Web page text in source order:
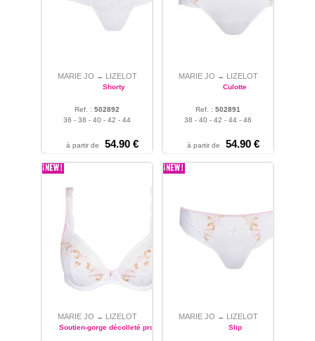
MARIE JO → LIZELOT
Shorty
Ref. : 502892
36 - 38 - 40 - 42 - 44
à partir de 54.90 €
MARIE JO → LIZELOT
Culotte
Ref. : 502891
38 - 40 - 42 - 44 - 46
à partir de 54.90 €
MARIE JO → LIZELOT
Soutien-gorge décolleté profond
MARIE JO → LIZELOT
Slip